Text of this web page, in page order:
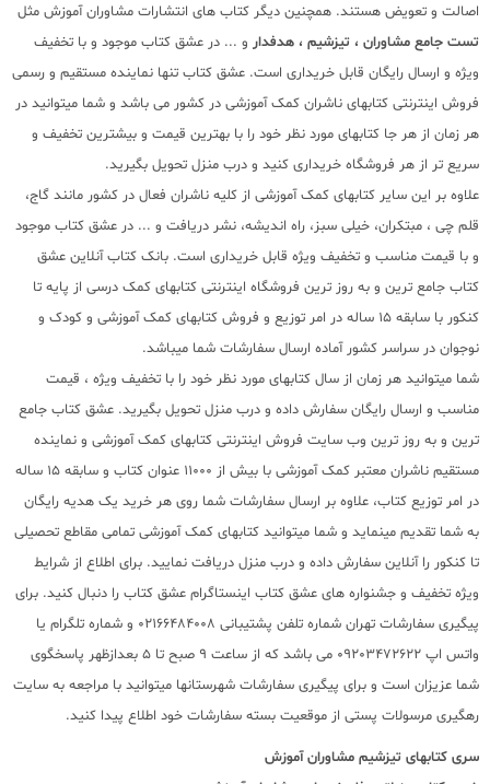
اصالت و تعویض هستند. همچنین دیگر کتاب های انتشارات مشاوران آموزش مثل
تست جامع مشاوران ، تیزشیم ، هدفدار و ... در عشق کتاب موجود و با تخفیف
ویژه و ارسال رایگان قابل خریداری است. عشق کتاب تنها نماینده مستقیم و رسمی
فروش اینترنتی کتابهای ناشران کمک آموزشی در کشور می باشد و شما میتوانید در
هر زمان از هر جا کتابهای مورد نظر خود را با بهترین قیمت و بیشترین تخفیف و
سریع تر از هر فروشگاه خریداری کنید و درب منزل تحویل بگیرید.
علاوه بر این سایر کتابهای کمک آموزشی از کلیه ناشران فعال در کشور مانند گاج،
قلم چی ، مبتکران، خیلی سبز، راه اندیشه، نشر دریافت و ... در عشق کتاب موجود
و با قیمت مناسب و تخفیف ویژه قابل خریداری است. بانک کتاب آنلاین عشق
کتاب جامع ترین و به روز ترین فروشگاه اینترنتی کتابهای کمک درسی از پایه تا
کنکور با سابقه 15 ساله در امر توزیع و فروش کتابهای کمک آموزشی و کودک و
نوجوان در سراسر کشور آماده ارسال سفارشات شما میباشد.
شما میتوانید هر زمان از سال کتابهای مورد نظر خود را با تخفیف ویژه ، قیمت
مناسب و ارسال رایگان سفارش داده و درب منزل تحویل بگیرید. عشق کتاب جامع
ترین و به روز ترین وب سایت فروش اینترنتی کتابهای کمک آموزشی و نماینده
مستقیم ناشران معتبر کمک آموزشی با بیش از 11000 عنوان کتاب و سابقه 15 ساله
در امر توزیع کتاب، علاوه بر ارسال سفارشات شما روی هر خرید یک هدیه رایگان
به شما تقدیم مینماید و شما میتوانید کتابهای کمک آموزشی تمامی مقاطع تحصیلی
تا کنکور را آنلاین سفارش داده و درب منزل دریافت نمایید. برای اطلاع از شرایط
ویژه تخفیف و جشنواره های عشق کتاب اینستاگرام عشق کتاب را دنبال کنید. برای
پیگیری سفارشات تهران شماره تلفن پشتیبانی 02166484008 و شماره تلگرام یا
واتس اپ 09203472622 می باشد که از ساعت 9 صبح تا 5 بعدازظهر پاسخگوی
شما عزیزان است و برای پیگیری سفارشات شهرستانها میتوانید با مراجعه به سایت
رهگیری مرسولات پستی از موقعیت بسته سفارشات خود اطلاع پیدا کنید.
سری کتابهای تیزشیم مشاوران آموزش